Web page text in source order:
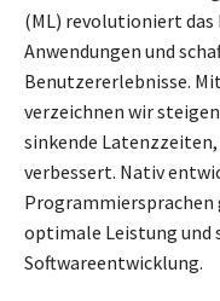
(ML) revolutioniert
Anwendungen und
Benutzererlebnisse.
verzeichnen wir
sinkende
verbessert. Nativ
Programmiersprachen
optimale Leistung und
Softwareentwicklung.